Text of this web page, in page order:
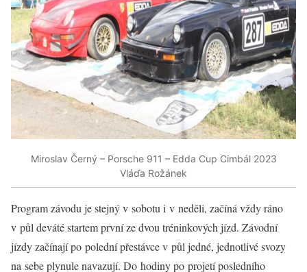
Miroslav Černý – Porsche 911 – Edda Cup Cimbál 2023
Vláďa Rožánek
Program závodu je stejný v sobotu i v neděli, začíná vždy ráno
v půl deváté startem první ze dvou tréninkových jízd. Závodní
jízdy začínají po polední přestávce v půl jedné, jednotlivé svozy
na sebe plynule navazují. Do hodiny po projetí posledního